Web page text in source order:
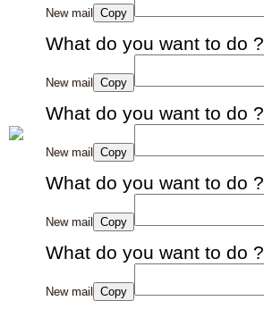
New mail Copy
What do you want to do ?
New mail Copy
What do you want to do ?
New mail Copy
What do you want to do ?
New mail Copy
What do you want to do ?
New mail Copy